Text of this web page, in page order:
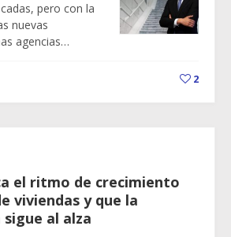
pero con la
nuevas
agencias…
2
el ritmo de crecimiento
viviendas y que la
al alza